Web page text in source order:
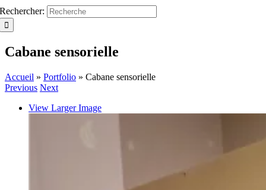
Rechercher:
Cabane sensorielle
Accueil » Portfolio » Cabane sensorielle
Previous Next
View Larger Image